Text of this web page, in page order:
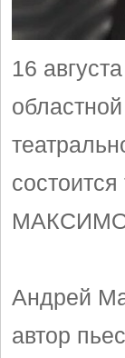
16
Андрей
автор